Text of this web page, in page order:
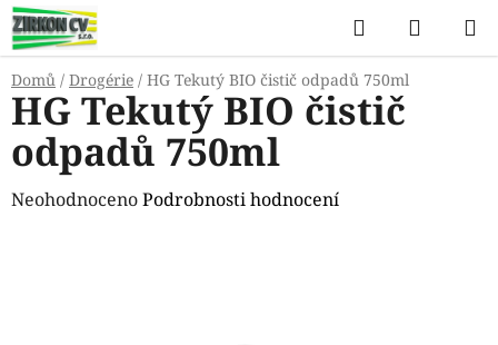
Přejít
na
obsah
Hledat
KOŠÍK
Domů / Drogérie / HG Tekutý BIO čistič odpadů 750ml
HG Tekutý BIO čistič
odpadů 750ml
Průměrné
NeohodnocenoPodrobnosti hodnocení